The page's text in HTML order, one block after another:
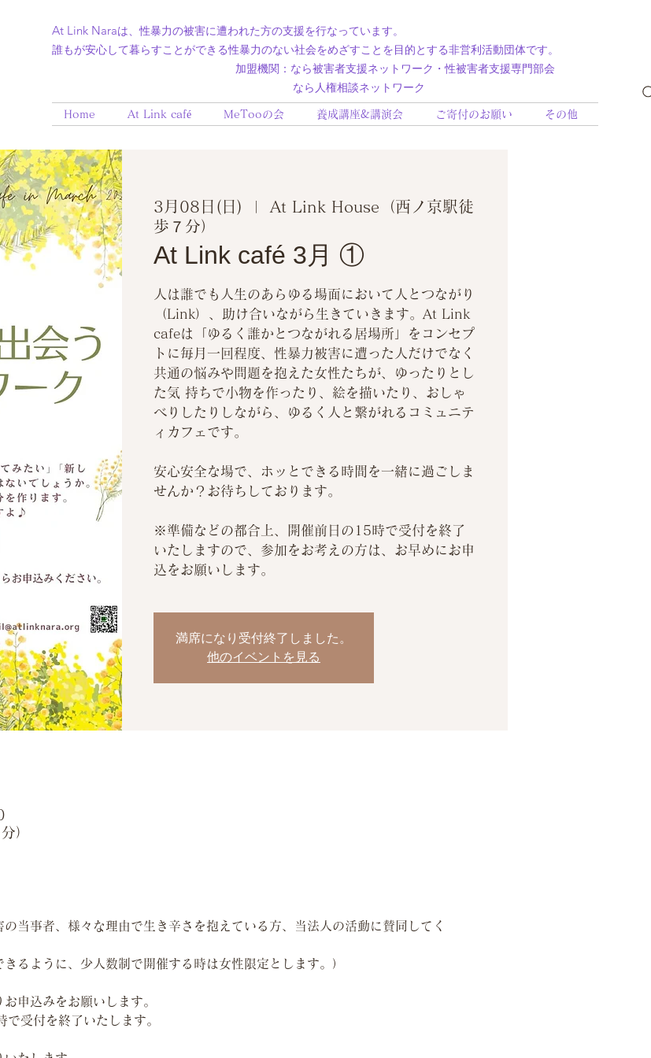
At Link Naraは、性暴力の被害に遭われた方の支援を行なっています。
誰もが安心して暮らすことができる性暴力のない社会をめざすことを目的とする非営利活動団体です。
加盟機関：​なら被害者支援ネットワーク・性被害者支援専門部会
なら人権相談ネットワーク
Home At Link café MeTooの会 養成講座&講演会 ご寄付のお願い その他
3月08日(日)
At Link House（西ノ京駅徒
歩７分）
At Link café 3月 ①
人は誰でも人生のあらゆる場面において人とつながり
（Link）、助け合いながら生きていきます。At Link
cafeは「ゆるく誰かとつながれる居場所」をコンセプ
トに毎月一回程度、性暴力被害に遭った人だけでなく
共通の悩みや問題を抱えた女性たちが、ゆったりとし
た気 持ちで小物を作ったり、絵を描いたり、おしゃ
べりしたりしながら、ゆるく人と繋がれるコミュニテ
ィカフェです。
安心安全な場で、ホッとできる時間を一緒に過ごしま
せんか？お待ちしております。
※準備などの都合上、開催前日の15時で受付を終了
いたしますので、参加をお考えの方は、お早めにお申
込をお願いします。
満席になり受付終了しました。
他のイベントを見る
）
の当事者、様々な理由で生き辛さを抱えている方、当法人の活動に賛同してく
るように、少人数制で開催する時は女性限定とします。）
申込みをお願いします。
で受付を終了いたします。